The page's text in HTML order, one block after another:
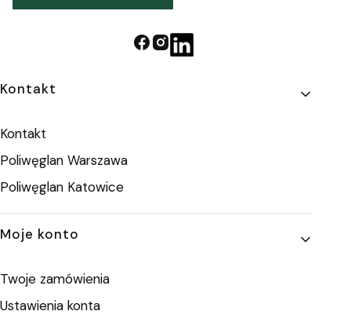
Linki w stopce
Kontakt
Kontakt
Poliwęglan Warszawa
Poliwęglan Katowice
Moje konto
Twoje zamówienia
Ustawienia konta